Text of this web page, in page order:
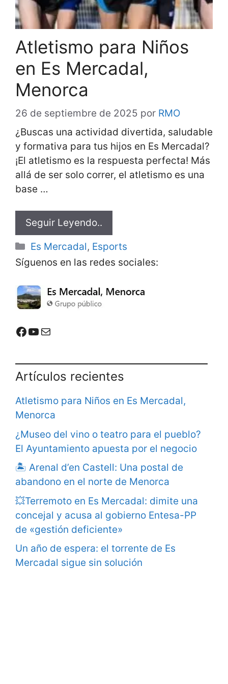
Atletismo para Niños
en Es Mercadal,
Menorca
26 de septiembre de 2025 por RMO
¿Buscas una actividad divertida, saludable
y formativa para tus hijos en Es Mercadal?
¡El atletismo es la respuesta perfecta! Más
allá de ser solo correr, el atletismo es una
base …
Seguir Leyendo..
Categorías
Es Mercadal, Esports
Síguenos en las redes sociales:
Mercadal Online en Facebook
Mercadal Online en Youtube
Email de contacto
Artículos recientes
Atletismo para Niños en Es Mercadal,
Menorca
¿Museo del vino o teatro para el pueblo?
El Ayuntamiento apuesta por el negocio
🏝️ Arenal d’en Castell: Una postal de
abandono en el norte de Menorca
💥Terremoto en Es Mercadal: dimite una
concejal y acusa al gobierno Entesa-PP
de «gestión deficiente»
Un año de espera: el torrente de Es
Mercadal sigue sin solución